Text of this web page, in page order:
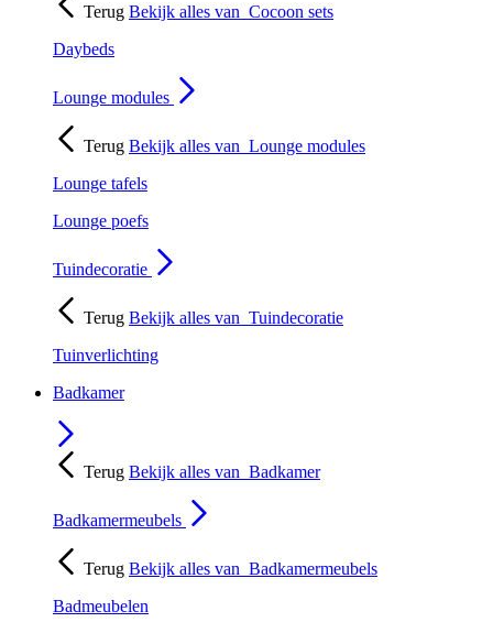
Terug Bekijk alles van Cocoon sets
Daybeds
Lounge modules
Terug Bekijk alles van Lounge modules
Lounge tafels
Lounge poefs
Tuindecoratie
Terug Bekijk alles van Tuindecoratie
Tuinverlichting
Badkamer
Terug Bekijk alles van Badkamer
Badkamermeubels
Terug Bekijk alles van Badkamermeubels
Badmeubelen